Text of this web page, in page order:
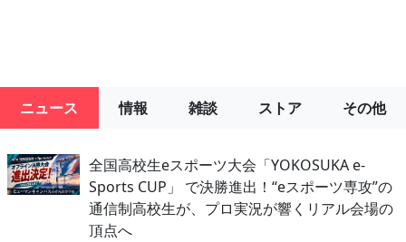
ニュース 情報 雑談 ストア その他
全国高校生eスポーツ大会「YOKOSUKA e-
Sports CUP」 で決勝進出！“eスポーツ専攻”の
通信制高校生が、プロ実況が響くリアル会場の
頂点へ